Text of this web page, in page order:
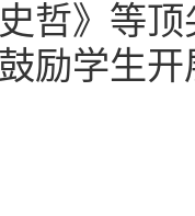
史哲》等
励学生